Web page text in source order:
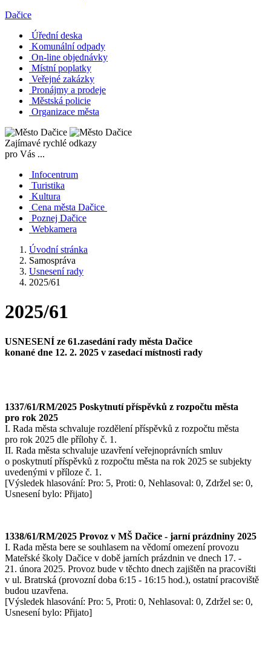
Dačice
Úřední deska
Komunální odpady
On-line objednávky
Místní poplatky
Veřejné zakázky
Pronájmy a prodeje
Městská policie
Organizace města
Zajímavé rychlé odkazy
pro Vás ...
Infocentrum
Turistika
Kultura
Cena města Dačice
Poznej Dačice
Webkamera
Úvodní stránka
Samospráva
Usnesení rady
2025/61
2025/61
USNESENÍ ze 61.zasedání rady města Dačice
konané dne 12. 2. 2025 v zasedací místnosti rady
1337/61/RM/2025 Poskytnutí příspěvků z rozpočtu města
pro rok 2025
I. Rada města schvaluje rozdělení příspěvků z rozpočtu města
pro rok 2025 dle přílohy č. 1.
II. Rada města schvaluje uzavření veřejnoprávních smluv
o poskytnutí příspěvků z rozpočtu města na rok 2025 se subjekty
uvedenými v příloze č. 1.
[Výsledek hlasování: Pro: 5, Proti: 0, Nehlasoval: 0, Zdržel se: 0,
Usnesení bylo: Přijato]
1338/61/RM/2025 Provoz v MŠ Dačice - jarní prázdniny 2025
I. Rada města bere se souhlasem na vědomí omezení provozu
Mateřské školy Dačice v době jarních prázdnin ve dnech 17. -
21. února 2025. Provoz bude v těchto dnech zajištěn na pracovišti
v ul. Bratrská (provozní doba 6:15 - 16:15 hod.), ostatní pracoviště
budou uzavřena.
[Výsledek hlasování: Pro: 5, Proti: 0, Nehlasoval: 0, Zdržel se: 0,
Usnesení bylo: Přijato]